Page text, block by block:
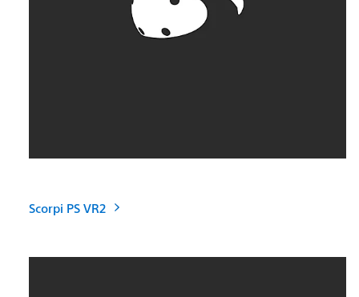
Scorpi PS VR2